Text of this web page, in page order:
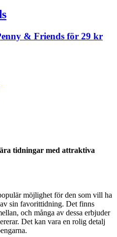
& Friends för 29 kr
tidningar med attraktiva
möjlighet för den som vill ha
sin favorittidning. Det finns
och många av dessa erbjuder
Det kan vara en rolig detalj